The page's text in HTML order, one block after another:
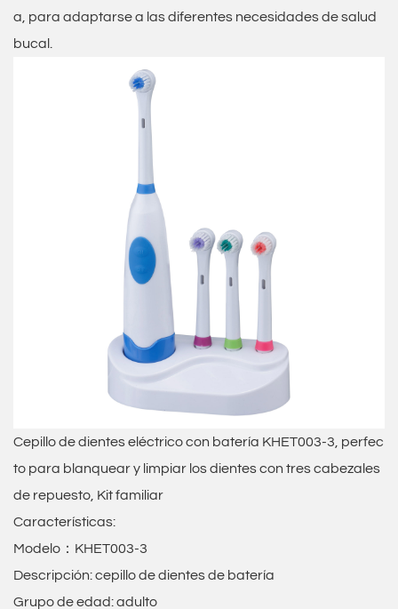
a, para adaptarse a las diferentes necesidades de salud
bucal.
Cepillo de dientes eléctrico con batería KHET003-3, perfec
to para blanquear y limpiar los dientes con tres cabezales
de repuesto, Kit familiar
Características:
Modelo：KHET003-3
Descripción: cepillo de dientes de batería
Grupo de edad: adulto